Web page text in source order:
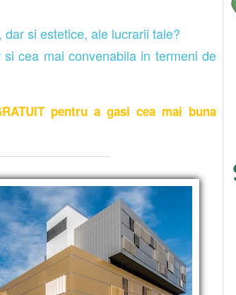
si estetice, ale lucrarii tale?
cea mai convenabila in termeni de
pentru a gasi cea mai buna